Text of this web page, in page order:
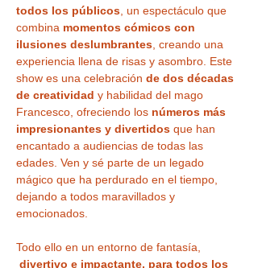
todos los públicos , un espectáculo que
combina momentos cómicos con
ilusiones deslumbrantes , creando una
experiencia llena de risas y asombro. Este
show es una celebración de dos décadas
de creatividad y habilidad del mago
Francesco, ofreciendo los números más
impresionantes y divertidos que han
encantado a audiencias de todas las
edades. Ven y sé parte de un legado
mágico que ha perdurado en el tiempo,
dejando a todos maravillados y
emocionados.
Todo ello en un entorno de fantasía,
divertivo e impactante, para todos los